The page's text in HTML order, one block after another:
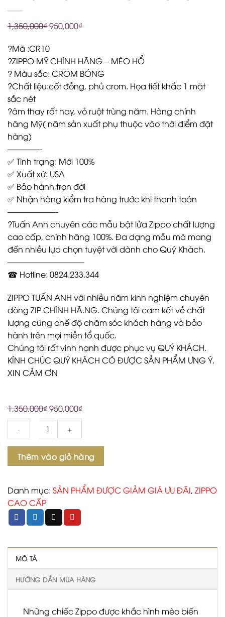
1,350,000₫950,000₫
?Mã :CR10
?ZIPPO MỸ CHÍNH HÃNG – MÈO HỔ
? Màu sắc: CROM BÓNG
?Chất liệu:cốt đồng, phủ crom. Họa tiết khắc 1 mặt
sắc nét
?âm thay rất hay, vỏ ruột trùng năm. Hàng chính
hãng Mỹ( năm sản xuất phụ thuộc vào thời điểm đặt
hàng)
————-
✅ Tình trạng: Mới 100%
✅ Xuất xứ: USA
✅ Bảo hành trọn đời
✅ Nhận hàng kiểm tra hàng trước khi thanh toán
——————-
?Tuấn Anh chuyên các mẫu bật lửa Zippo chất lượng
cao cấp, chính hãng 100%. Đa dạng mẫu mã mang
đến nhiều lựa chọn tuyệt vời dành cho Quý Khách.
—————————–
☎ Hotline: 0824.233.344
ZIPPO TUẤN ANH với nhiều năm kinh nghiệm chuyên
dòng ZIP CHÍNH HÃ.NG. Chúng tôi cam kết về chất
lượng cũng chế độ chăm sóc khách hàng và bảo
hành trên mọi miền tổ quốc.
Chúng tôi rất vinh hạnh được phục vụ QUÝ KHÁCH.
KÍNH CHÚC QUÝ KHÁCH CÓ ĐƯỢC SẢN PHẨM ƯNG Ý.
XIN CẢM ƠN
1,350,000₫950,000₫
lượng
Thêm vào giỏ hàng
Danh mục: SẢN PHẨM ĐƯỢC GIẢM GIÁ ƯU ĐÃI, ZIPPO
CAO CẤP
MÔ TẢ
HƯỚNG DẪN MUA HÀNG
Những chiếc Zippo được khắc hình mèo biến